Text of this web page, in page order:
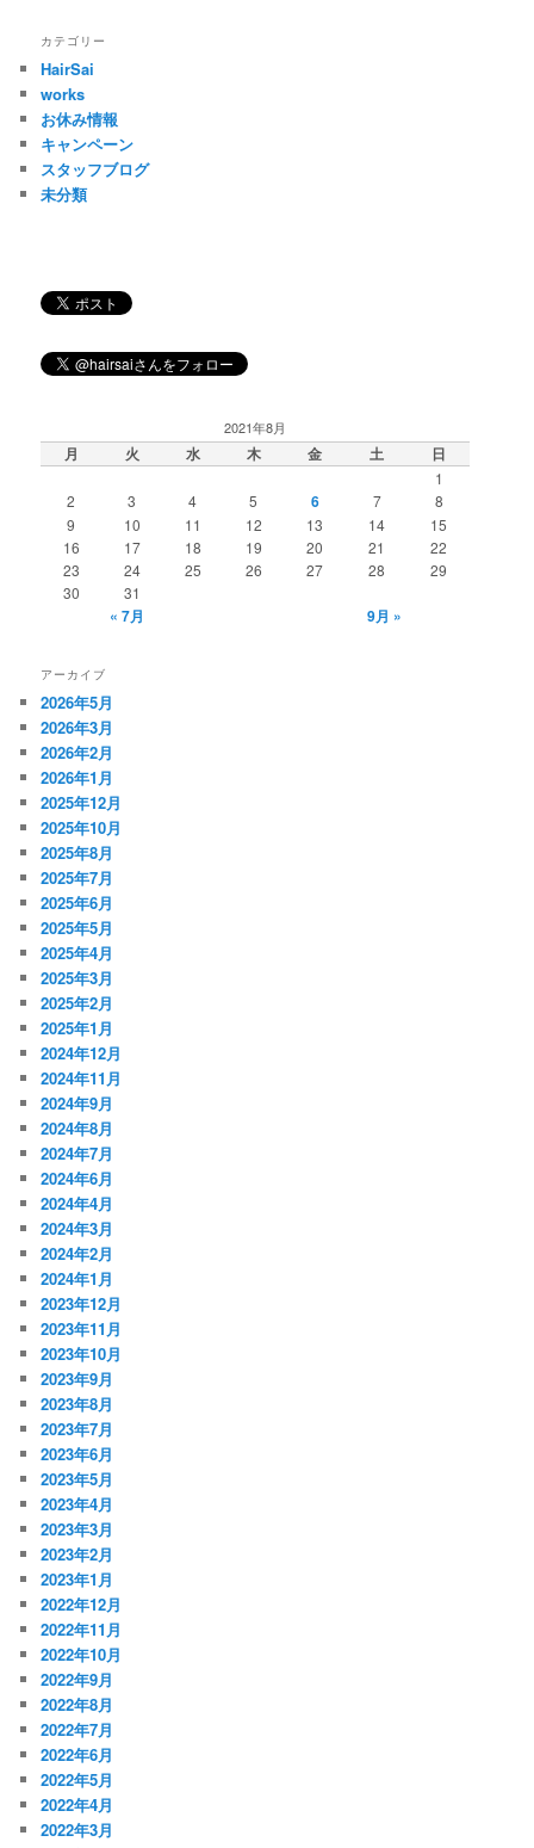
カテゴリー
HairSai
works
お休み情報
キャンペーン
スタッフブログ
未分類
2021年8月
月 火 水 木 金 土 日
1
2
3 4 5 6 7
8
9
10 11 12 13 14
15
16
17 18 19 20 21
22
23
24 25 26 27 28
29
30
31
« 7月 9月 »
アーカイブ
2026年5月
2026年3月
2026年2月
2026年1月
2025年12月
2025年10月
2025年8月
2025年7月
2025年6月
2025年5月
2025年4月
2025年3月
2025年2月
2025年1月
2024年12月
2024年11月
2024年9月
2024年8月
2024年7月
2024年6月
2024年4月
2024年3月
2024年2月
2024年1月
2023年12月
2023年11月
2023年10月
2023年9月
2023年8月
2023年7月
2023年6月
2023年5月
2023年4月
2023年3月
2023年2月
2023年1月
2022年12月
2022年11月
2022年10月
2022年9月
2022年8月
2022年7月
2022年6月
2022年5月
2022年4月
2022年3月